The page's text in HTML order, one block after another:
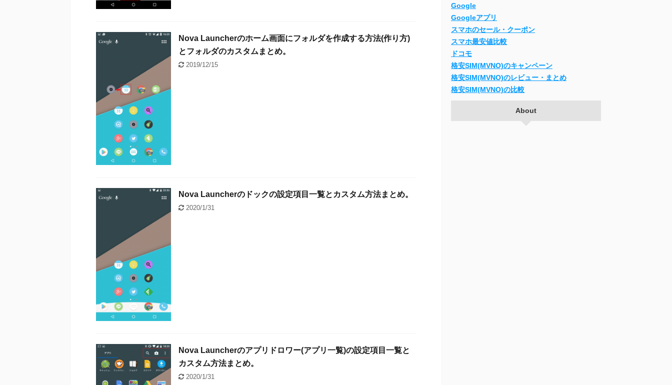
Nova Launcherのホーム画面にフォルダを作成する方法(作り方)
とフォルダのカスタムまとめ。
2019/12/15
Nova Launcherのドックの設定項目一覧とカスタム方法まとめ。
2020/1/31
Nova Launcherのアプリドロワー(アプリ一覧)の設定項目一覧と
カスタム方法まとめ。
2020/1/31
Google
Googleアプリ
スマホのセール・クーポン
スマホ最安値比較
ドコモ
格安SIM(MVNO)のキャンペーン
格安SIM(MVNO)のレビュー・まとめ
格安SIM(MVNO)の比較
About